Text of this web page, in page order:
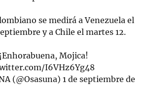
se medirá a Venezuela el
y a Chile el martes 12.
Mojica!
I6VHz6Yg48
(@Osasuna) 1 de septiembre de